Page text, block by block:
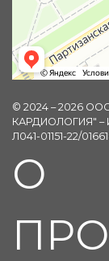
© 2024 – 2026
КАРДИОЛОГИЯ" –
Л041-01151-22/
О